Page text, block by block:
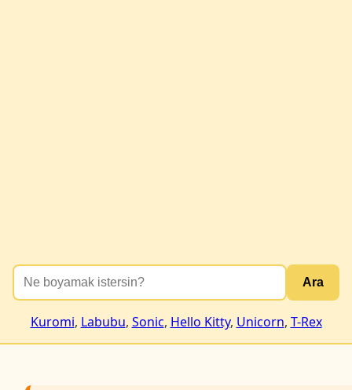
Ara
Kuromi, Labubu, Sonic, Hello Kitty, Unicorn, T-Rex